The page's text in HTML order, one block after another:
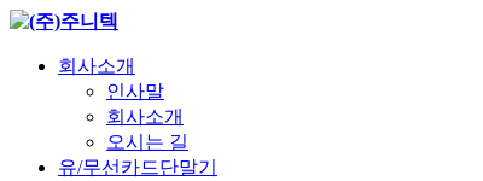
회사소개
인사말
회사소개
오시는 길
유/무선카드단말기